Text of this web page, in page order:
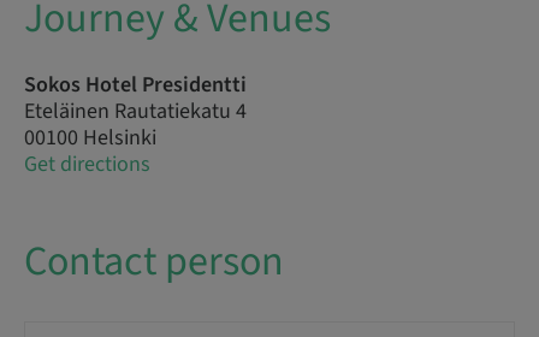
Journey & Venues
Sokos Hotel Presidentti
Eteläinen Rautatiekatu 4
00100 Helsinki
Get directions
Contact person